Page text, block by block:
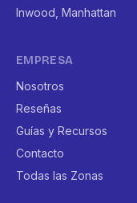
Inwood, Manhattan
EMPRESA
Nosotros
Reseñas
Guías y Recursos
Contacto
Todas las Zonas